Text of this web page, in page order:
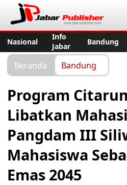
Nasional
Info
Jabar
Bandung
Beranda Bandung
Program
Libatkan
Pangdam III
Mahasiswa
Emas 2045